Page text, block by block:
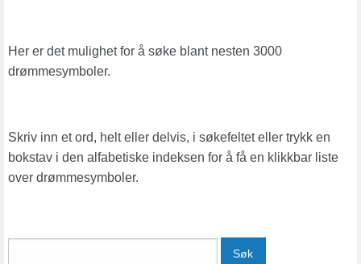
Her er det mulighet for å søke blant nesten 3000
drømmesymboler.
Skriv inn et ord, helt eller delvis, i søkefeltet eller trykk en
bokstav i den alfabetiske indeksen for å få en klikkbar liste
over drømmesymboler.
Søk